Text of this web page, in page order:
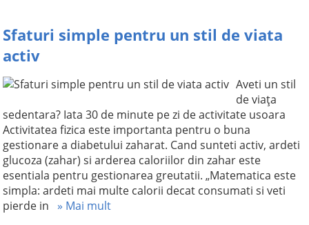
Sfaturi simple pentru un stil de viata
activ
Aveti un stil
de viaţa
sedentara? Iata 30 de minute pe zi de activitate usoara
Activitatea fizica este importanta pentru o buna
gestionare a diabetului zaharat. Cand sunteti activ, ardeti
glucoza (zahar) si arderea caloriilor din zahar este
esentiala pentru gestionarea greutatii. „Matematica este
simpla: ardeti mai multe calorii decat consumati si veti
pierde in » Mai mult